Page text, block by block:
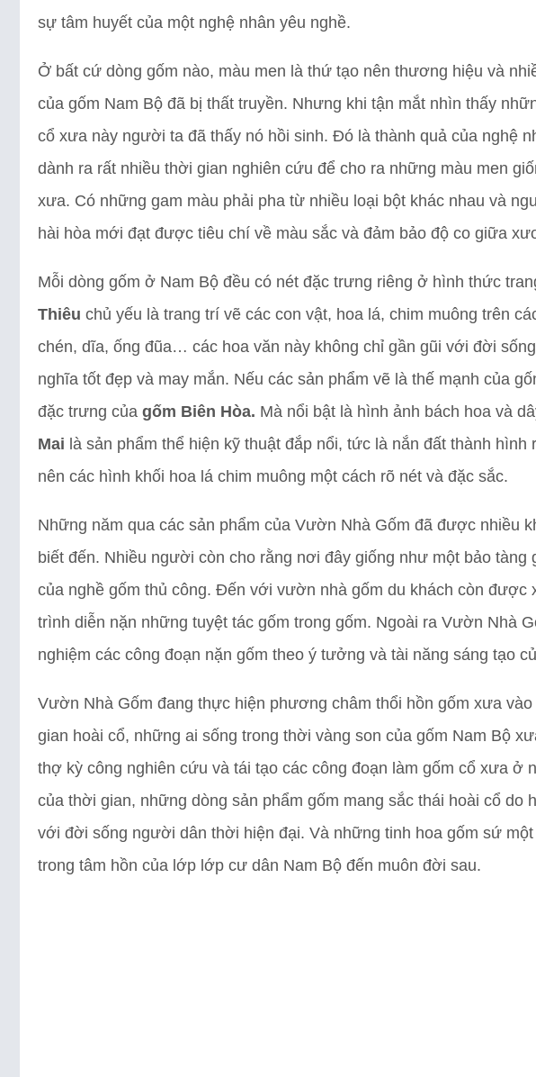
sự tâm huyết của một nghệ nhân yêu nghề.
Ở bất cứ dòng gốm nào, màu men là thứ tạo nên thương hiệu và
của gốm Nam Bộ đã bị thất truyền. Nhưng khi tận mắt nhìn thấy
cổ xưa này người ta đã thấy nó hồi sinh. Đó là thành quả của nghệ
dành ra rất nhiều thời gian nghiên cứu để cho ra những màu men
xưa. Có những gam màu phải pha từ nhiều loại bột khác nhau và
hài hòa mới đạt được tiêu chí về màu sắc và đảm bảo độ co giữa
Mỗi dòng gốm ở Nam Bộ đều có nét đặc trưng riêng ở hình thức
Thiêu chủ yếu là trang trí vẽ các con vật, hoa lá, chim muông trên
chén, dĩa, ống đũa… các hoa văn này không chỉ gần gũi với đời
nghĩa tốt đẹp và may mắn. Nếu các sản phẩm vẽ là thế mạnh của
đặc trưng của gốm Biên Hòa. Mà nổi bật là hình ảnh bách hoa và
Mai là sản phẩm thể hiện kỹ thuật đắp nổi, tức là nắn đất thành
nên các hình khối hoa lá chim muông một cách rõ nét và đặc sắc.
Những năm qua các sản phẩm của Vườn Nhà Gốm đã được nhiều
biết đến. Nhiều người còn cho rằng nơi đây giống như một bảo
của nghề gốm thủ công. Đến với vườn nhà gốm du khách còn được
trình diễn nặn những tuyệt tác gốm trong gốm. Ngoài ra Vườn Nhà
nghiệm các công đoạn nặn gốm theo ý tưởng và tài năng sáng tạo
Vườn Nhà Gốm đang thực hiện phương châm thổi hồn gốm xưa
gian hoài cổ, những ai sống trong thời vàng son của gốm Nam Bộ
thợ kỳ công nghiên cứu và tái tạo các công đoạn làm gốm cổ xưa ở
của thời gian, những dòng sản phẩm gốm mang sắc thái hoài cổ do
với đời sống người dân thời hiện đại. Và những tinh hoa gốm sứ
trong tâm hồn của lớp lớp cư dân Nam Bộ đến muôn đời sau.